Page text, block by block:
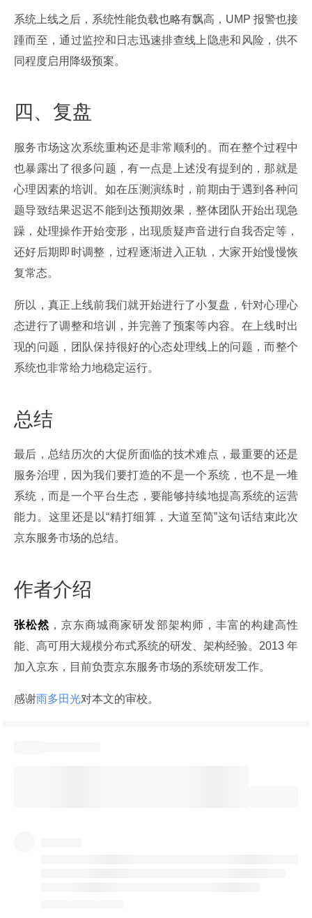
系统上线之后，系统性能负载也略有飘高，UMP 报警也接
踵而至，通过监控和日志迅速排查线上隐患和风险，供不
同程度启用降级预案。
四、复盘
服务市场这次系统重构还是非常顺利的。而在整个过程中
也暴露出了很多问题，有一点是上述没有提到的，那就是
心理因素的培训。如在压测演练时，前期由于遇到各种问
题导致结果迟迟不能到达预期效果，整体团队开始出现急
躁，处理操作开始变形，出现质疑声音进行自我否定等，
还好后期即时调整，过程逐渐进入正轨，大家开始慢慢恢
复常态。
所以，真正上线前我们就开始进行了小复盘，针对心理心
态进行了调整和培训，并完善了预案等内容。在上线时出
现的问题，团队保持很好的心态处理线上的问题，而整个
系统也非常给力地稳定运行。
总结
最后，总结历次的大促所面临的技术难点，最重要的还是
服务治理，因为我们要打造的不是一个系统，也不是一堆
系统，而是一个平台生态，要能够持续地提高系统的运营
能力。这里还是以“精打细算，大道至简”这句话结束此次
京东服务市场的总结。
作者介绍
张松然 ，京东商城商家研发部架构师，丰富的构建高性
能、高可用大规模分布式系统的研发、架构经验。2013 年
加入京东，目前负责京东服务市场的系统研发工作。
感谢雨多田光对本文的审校。